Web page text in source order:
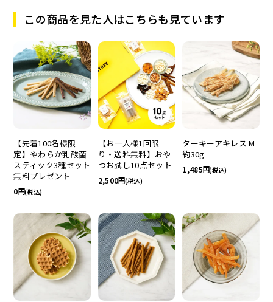
この商品を見た人はこちらも見ています
【先着100名様限
定】やわらか乳酸菌
スティック3種セット
無料プレゼント
0 (税込)
【お一人様1回限
り・送料無料】おや
つお試し10点セット
2,500 (税込)
ターキーアキレス M
約30g
1,485 (税込)